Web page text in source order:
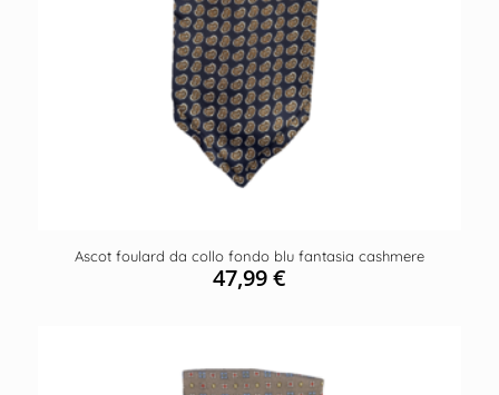
Ascot foulard da collo fondo blu fantasia cashmere
47,99€